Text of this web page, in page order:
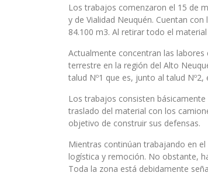
Los trabajos comenzaron el 15 de
y de Vialidad Neuquén. Cuentan
84.100 m3. Al retirar todo el
Actualmente concentran las
terrestre en la región del Alto
talud Nº1 que es, junto al talud
Los trabajos consisten
traslado del material con los
objetivo de construir sus defensas.
Mientras continúan trabajando en
logística y remoción. No obstante,
Toda la zona está debidamente